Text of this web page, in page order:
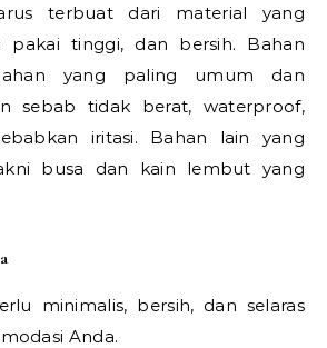
terbuat dari material yang
pakai tinggi, dan bersih. Bahan
yang paling umum dan
sebab tidak berat, waterproof,
iritasi. Bahan lain yang
busa dan kain lembut yang
minimalis, bersih, dan selaras
Anda.